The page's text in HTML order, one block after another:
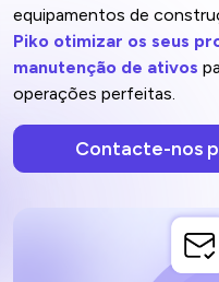
equipamentos de
Piko otimizar os seus
manutenção de ativos
operações perfeitas.
Contacte-nos